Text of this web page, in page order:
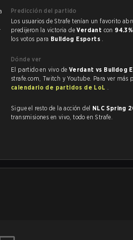
Predicción del partido
Los usuarios de Strafe tenían un favorito abrumador en este partido, y
predijeron la victoria deVerdant con 94.3%
los votos para Bulldog Esports .
Dónde ver
El partido en vivo de Verdant vs Bulldog
strafe.com, Twitch y Youtube. Para ver más
calendario de partidos de LoL .
Sigue el resto de la acción del NLC Spring
transmisiones en vivo, todo en Strafe.